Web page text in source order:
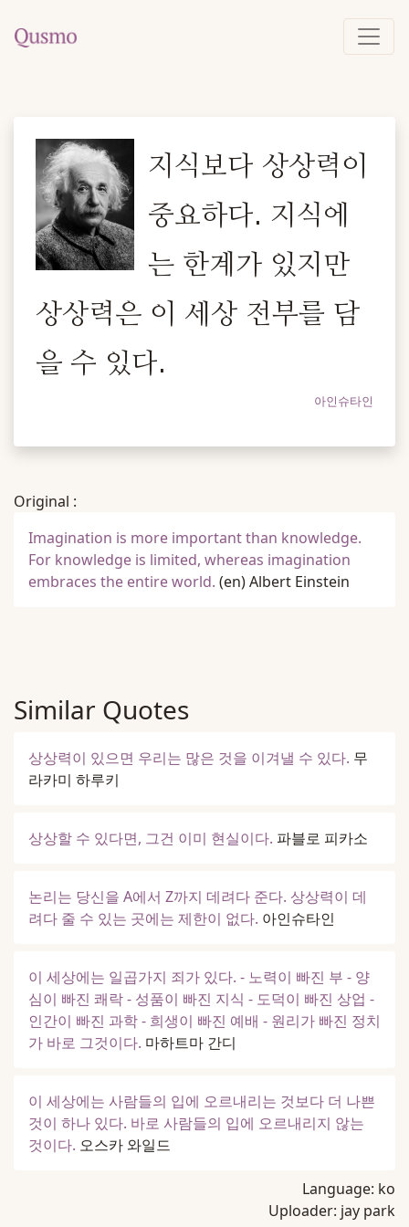
지식보다 상상력이
중요하다. 지식에
는 한계가 있지만
상상력은 이 세상 전부를 담
을 수 있다.
아인슈타인
Original :
Imagination is more important than knowledge.
For knowledge is limited, whereas imagination
embraces the entire world. (en)Albert Einstein
Similar Quotes
상상력이 있으면 우리는 많은 것을 이겨낼 수 있다. 무
라카미 하루키
상상할 수 있다면, 그건 이미 현실이다. 파블로 피카소
논리는 당신을 A에서 Z까지 데려다 준다. 상상력이 데
려다 줄 수 있는 곳에는 제한이 없다. 아인슈타인
이 세상에는 일곱가지 죄가 있다. - 노력이 빠진 부 - 양
심이 빠진 쾌락 - 성품이 빠진 지식 - 도덕이 빠진 상업 -
인간이 빠진 과학 - 희생이 빠진 예배 - 원리가 빠진 정치
가 바로 그것이다. 마하트마 간디
이 세상에는 사람들의 입에 오르내리는 것보다 더 나쁜
것이 하나 있다. 바로 사람들의 입에 오르내리지 않는
것이다. 오스카 와일드
Language: ko
Uploader: jay park